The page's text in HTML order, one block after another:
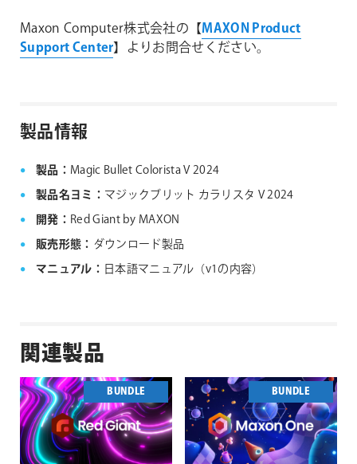
Maxon Computer株式会社の【MAXON Product
Support Center】よりお問合せください。
製品情報
製品： Magic Bullet Colorista V 2024
製品名ヨミ： マジックブリット カラリスタ V 2024
開発： Red Giant by MAXON
販売形態： ダウンロード製品
マニュアル： 日本語マニュアル（v1の内容）
関連製品
BUNDLE BUNDLE